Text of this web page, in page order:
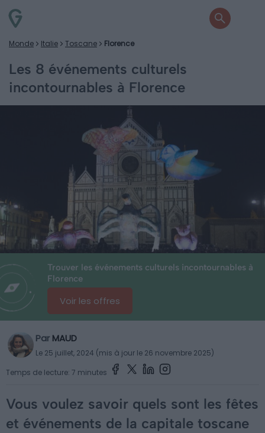
Monde Italie Toscane Florence
Les 8 événements culturels
incontournables à Florence
Trouver les événements culturels incontournables à
Florence
Voir les offres
Par MAUD
Le 25 juillet, 2024 (mis à jour le 26 novembre 2025)
Temps de lecture: 7 minutes
Vous voulez savoir quels sont les fêtes
et événements de la capitale toscane